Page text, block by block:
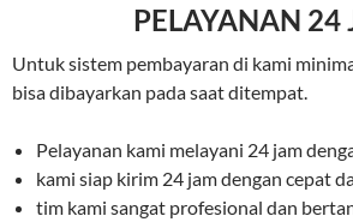
PELAYANAN 24
Untuk sistem pembayaran di kami
bisa dibayarkan pada saat ditempat.
Pelayanan kami melayani 24 jam
kami siap kirim 24 jam dengan cepat
tim kami sangat profesional dan